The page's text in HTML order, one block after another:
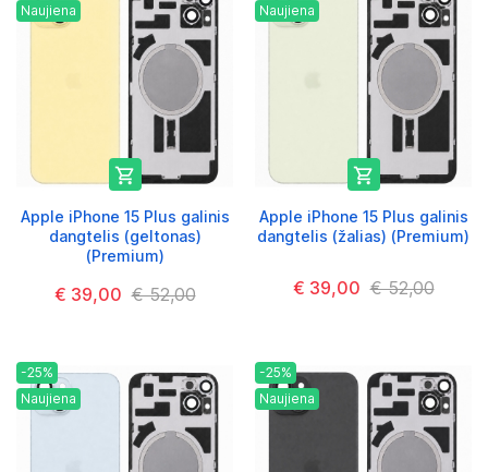
Naujiena

Apple iPhone 15 Plus galinis
dangtelis (geltonas)
(Premium)
€ 39,00 € 52,00
Naujiena

Apple iPhone 15 Plus galinis
dangtelis (žalias) (Premium)
€ 39,00 € 52,00
-25%
Naujiena
-25%
Naujiena